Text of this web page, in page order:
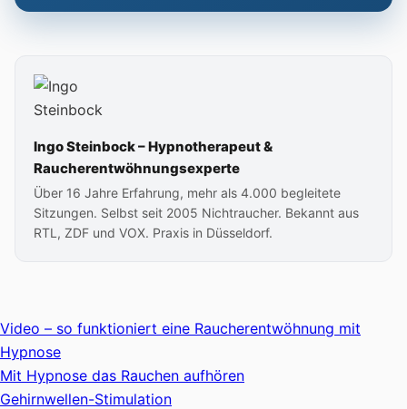
Ingo Steinbock – Hypnotherapeut &
Raucherentwöhnungsexperte
Über 16 Jahre Erfahrung, mehr als 4.000 begleitete
Sitzungen. Selbst seit 2005 Nichtraucher. Bekannt aus
RTL, ZDF und VOX. Praxis in Düsseldorf.
Video – so funktioniert eine Raucherentwöhnung mit
Hypnose
Mit Hypnose das Rauchen aufhören
Gehirnwellen-Stimulation